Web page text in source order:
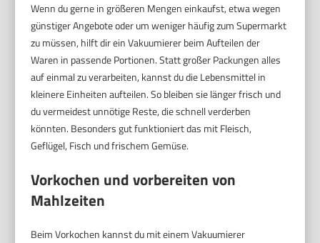
Wenn du gerne in größeren Mengen einkaufst, etwa wegen
günstiger Angebote oder um weniger häufig zum Supermarkt
zu müssen, hilft dir ein Vakuumierer beim Aufteilen der
Waren in passende Portionen. Statt großer Packungen alles
auf einmal zu verarbeiten, kannst du die Lebensmittel in
kleinere Einheiten aufteilen. So bleiben sie länger frisch und
du vermeidest unnötige Reste, die schnell verderben
könnten. Besonders gut funktioniert das mit Fleisch,
Geflügel, Fisch und frischem Gemüse.
Vorkochen und vorbereiten von
Mahlzeiten
Beim Vorkochen kannst du mit einem Vakuumierer